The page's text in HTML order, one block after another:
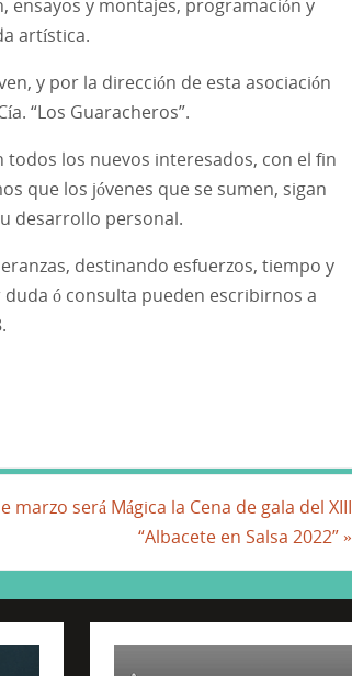
y montajes, programación y
artística.
y por la dirección de esta asociación
“Los Guaracheros”.
los nuevos interesados, con el fin
que los jóvenes que se sumen, sigan
desarrollo personal.
destinando esfuerzos, tiempo y
ó consulta pueden escribirnos a
marzo será Mágica la Cena de gala del XIII
“Albacete en Salsa 2022” »